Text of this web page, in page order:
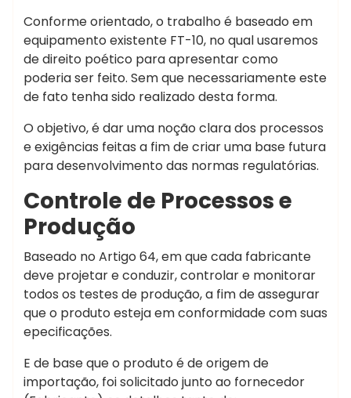
Conforme orientado, o trabalho é baseado em
equipamento existente FT-10, no qual usaremos
de direito poético para apresentar como
poderia ser feito. Sem que necessariamente este
de fato tenha sido realizado desta forma.
O objetivo, é dar uma noção clara dos processos
e exigências feitas a fim de criar uma base futura
para desenvolvimento das normas regulatórias.
Controle de Processos e
Produção
Baseado no Artigo 64, em que cada fabricante
deve projetar e conduzir, controlar e monitorar
todos os testes de produção, a fim de assegurar
que o produto esteja em conformidade com suas
epecificações.
E de base que o produto é de origem de
importação, foi solicitado junto ao fornecedor